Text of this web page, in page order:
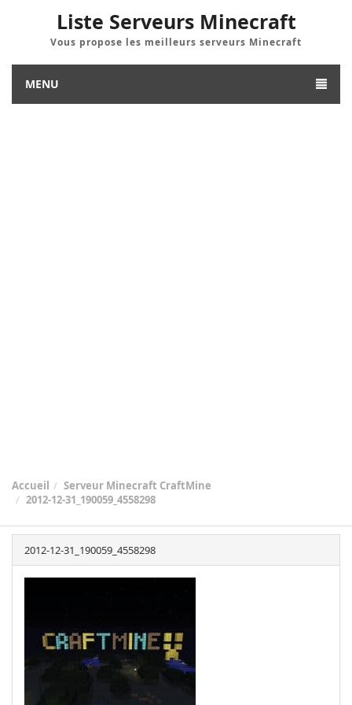
Liste Serveurs Minecraft
Vous propose les meilleurs serveurs Minecraft
MENU
Accueil
Serveur Minecraft CraftMine
2012-12-31_190059_4558298
2012-12-31_190059_4558298